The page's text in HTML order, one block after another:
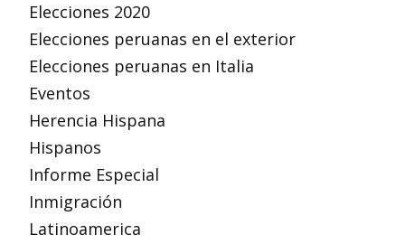
Elecciones 2020
Elecciones peruanas en el exterior
Elecciones peruanas en Italia
Eventos
Herencia Hispana
Hispanos
Informe Especial
Inmigración
Latinoamerica